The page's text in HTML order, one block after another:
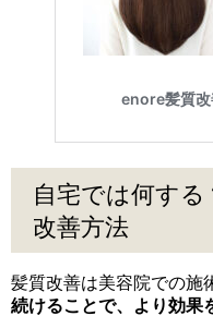
自宅では何す
改善方法
髪質改善は美容院での施
続けることで、より効果